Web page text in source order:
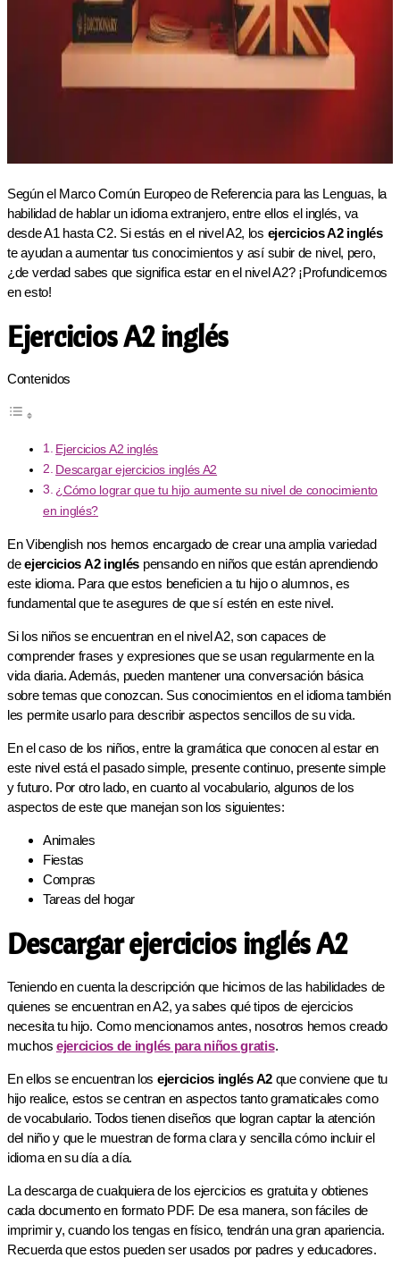
Según el Marco Común Europeo de Referencia para las Lenguas, la
habilidad de hablar un idioma extranjero, entre ellos el inglés, va
desde A1 hasta C2. Si estás en el nivel A2, los ejercicios A2 inglés
te ayudan a aumentar tus conocimientos y así subir de nivel, pero,
¿de verdad sabes que significa estar en el nivel A2? ¡Profundicemos
en esto!
Ejercicios A2 inglés
Contenidos
Ejercicios A2 inglés
Descargar ejercicios inglés A2
¿Cómo lograr que tu hijo aumente su nivel de conocimiento
en inglés?
En Vibenglish nos hemos encargado de crear una amplia variedad
deejercicios A2 inglés pensando en niños que están aprendiendo
este idioma. Para que estos beneficien a tu hijo o alumnos, es
fundamental que te asegures de que sí estén en este nivel.
Si los niños se encuentran en el nivel A2, son capaces de
comprender frases y expresiones que se usan regularmente en la
vida diaria. Además, pueden mantener una conversación básica
sobre temas que conozcan. Sus conocimientos en el idioma también
les permite usarlo para describir aspectos sencillos de su vida.
En el caso de los niños, entre la gramática que conocen al estar en
este nivel está el pasado simple, presente continuo, presente simple
y futuro. Por otro lado, en cuanto al vocabulario, algunos de los
aspectos de este que manejan son los siguientes:
Animales
Fiestas
Compras
Tareas del hogar
Descargar ejercicios inglés A2
Teniendo en cuenta la descripción que hicimos de las habilidades de
quienes se encuentran en A2, ya sabes qué tipos de ejercicios
necesita tu hijo. Como mencionamos antes, nosotros hemos creado
muchos ejercicios de inglés para niños gratis.
En ellos se encuentran los ejercicios inglés A2que conviene que tu
hijo realice, estos se centran en aspectos tanto gramaticales como
de vocabulario. Todos tienen diseños que logran captar la atención
del niño y que le muestran de forma clara y sencilla cómo incluir el
idioma en su día a día.
La descarga de cualquiera de los ejercicios es gratuita y obtienes
cada documento en formato PDF. De esa manera, son fáciles de
imprimir y, cuando los tengas en físico, tendrán una gran apariencia.
Recuerda que estos pueden ser usados por padres y educadores.